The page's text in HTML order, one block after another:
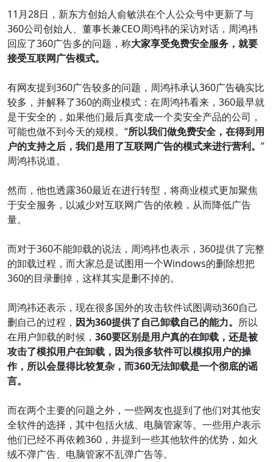
11月28日，新东方创始人俞敏洪在个人公众号中更新了与
360公司创始人、董事长兼CEO周鸿祎的采访对话，周鸿祎
回应了360广告多的问题，称大家享受免费安全服务，就要
接受互联网广告模式。
有网友提到360广告较多的问题，周鸿祎承认360广告确实比
较多，并解释了360的商业模式：在周鸿祎看来，360最早就
是干安全的，如果他们最后真变成一个卖安全产品的公司，
可能也做不到今天的规模。“所以我们做免费安全，在得到用
户的支持之后，我们是用了互联网广告的模式来进行营利。 ”
周鸿祎说道。
然而，他也透露360最近在进行转型，将商业模式更加聚焦
于安全服务，以减少对互联网广告的依赖，从而降低广告
量。
而对于360不能卸载的说法，周鸿祎也表示，360提供了完整
的卸载过程，而大家总是试图用一个Windows的删除想把
360的目录删掉，这样其实是删不掉的。
周鸿祎还表示，现在很多国外的攻击软件试图调动360自己
删自己的过程， 因为360提供了自己卸载自己的能力。 所以
在用户卸载的时候， 360要区别是用户真的在卸载，还是被
攻击了模拟用户在卸载，因为很多软件可以模拟用户的操
作，所以会显得比较复杂，而360无法卸载是一个彻底的谣
言。
而在两个主要的问题之外，一些网友也提到了他们对其他安
全软件的选择，其中包括火绒、电脑管家等。一些用户表示
他们已经不再依赖360，并提到一些其他软件的优势，如火
绒不弹广告、电脑管家不乱弹广告等。